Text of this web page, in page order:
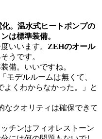
。温水式ヒートポンプの
は標準装備。
いいます。 ZEHのオール
そうです。
備。いいですね。
モデルルームは無くて、
よくわからなかった。」と
なクオリティは確保できて
チンはフィオレストーン